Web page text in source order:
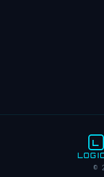
L
©